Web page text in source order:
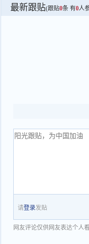
最新跟贴(跟贴0条 有0人
请登录发贴
网友评论仅供网友表达个人